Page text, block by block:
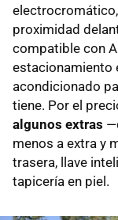
proximidad
compatible con
estacionamiento
acondicionado
tiene. Por el
algunos extras
menos a extra y
trasera, llave
tapicería en piel.